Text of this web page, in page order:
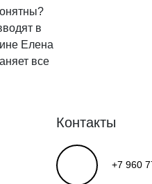
в
Елена
все
Контакты
+7 960